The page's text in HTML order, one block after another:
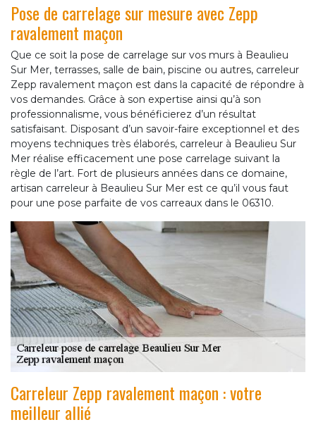
Pose de carrelage sur mesure avec Zepp
ravalement maçon
Que ce soit la pose de carrelage sur vos murs à Beaulieu
Sur Mer, terrasses, salle de bain, piscine ou autres, carreleur
Zepp ravalement maçon est dans la capacité de répondre à
vos demandes. Grâce à son expertise ainsi qu’à son
professionnalisme, vous bénéficierez d’un résultat
satisfaisant. Disposant d’un savoir-faire exceptionnel et des
moyens techniques très élaborés, carreleur à Beaulieu Sur
Mer réalise efficacement une pose carrelage suivant la
règle de l’art. Fort de plusieurs années dans ce domaine,
artisan carreleur à Beaulieu Sur Mer est ce qu’il vous faut
pour une pose parfaite de vos carreaux dans le 06310.
Carreleur Zepp ravalement maçon : votre
meilleur allié